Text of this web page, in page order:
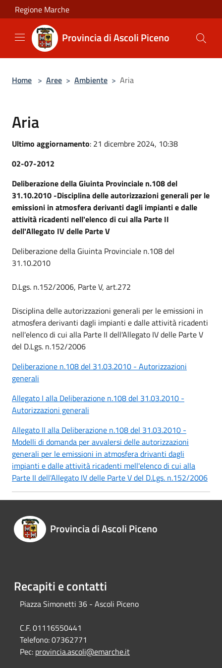
Salta al contenuto principale
Regione Marche
Provincia di Ascoli Piceno
Home > Aree > Ambiente > Aria
Aria
Ultimo aggiornamento: 21 dicembre 2024, 10:38
02-07-2012
Deliberazione della Giuinta Provinciale n.108 del
31.10.2010 -Disciplina delle autorizzazioni generali per le
emissioni in atmosfera derivanti dagli impianti e dalle
attività ricadenti nell'elenco di cui alla Parte II
dell'Allegato IV delle Parte V
Deliberazione della Giuinta Provinciale n.108 del
31.10.2010
D.Lgs. n.152/2006, Parte V, art.272
Disciplina delle autorizzazioni generali per le emissioni in
atmosfera derivanti dagli impianti e dalle attività ricadenti
nell'elenco di cui alla Parte II dell'Allegato IV delle Parte V
del D.Lgs. n.152/2006
Deliberazione n.108 del 31.03.2010 - Autorizzazioni
generali
Allegato I alla Deliberazione n.108 del 31.03.2010 -
Autorizzazioni generali
Allegato II alla Deliberazione n.108 del 31.03.2010 -
Modelli di domanda per avvalersi delle autorizzazioni
generali per le emissioni in atmosfera drivanti dagli
impianti e dalle attività ricadenti mell'elenco di cui alla
Parte II dell'Allegato IV delle Parte V del D.Lgs. n.152/2006
Provincia di Ascoli Piceno
Recapiti e contatti
Piazza Simonetti 36 - Ascoli Piceno
C.F. 01116550441
Telefono:07362771
Pec: provincia.ascoli@emarche.it